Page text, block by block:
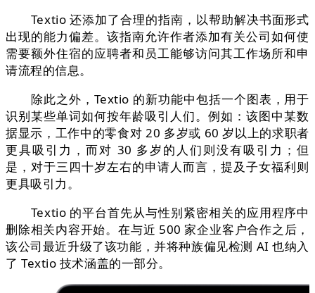
Textio 还添加了合理的指南，以帮助解决书面形式
出现的能力偏差。该指南允许作者添加有关公司如何使
需要额外住宿的应聘者和员工能够访问其工作场所和申
请流程的信息。
除此之外，Textio 的新功能中包括一个图表，用于
识别某些单词如何按年龄吸引人们。例如：该图中某数
据显示，工作中的零食对 20 多岁或 60 岁以上的求职者
更具吸引力，而对 30 多岁的人们则没有吸引力；但
是，对于三四十岁左右的申请人而言，提及子女福利则
更具吸引力。
Textio 的平台首先从与性别紧密相关的应用程序中
删除相关内容开始。在与近 500 家企业客户合作之后，
该公司最近升级了该功能，并将种族偏见检测 AI 也纳入
了 Textio 技术涵盖的一部分。